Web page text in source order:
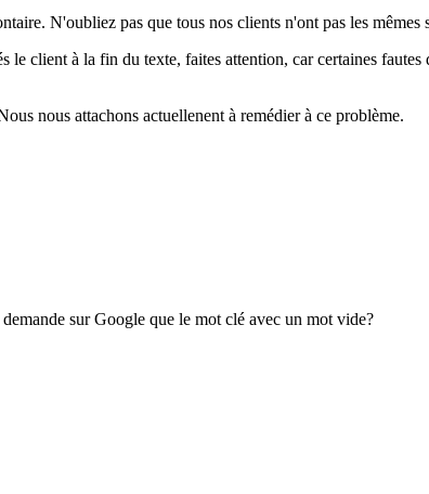
N'oubliez pas que tous nos clients n'ont pas les mêmes
le client à la fin du texte, faites attention, car certaines
nous attachons actuellenent à remédier à ce problème.
sur Google que le mot clé avec un mot vide?